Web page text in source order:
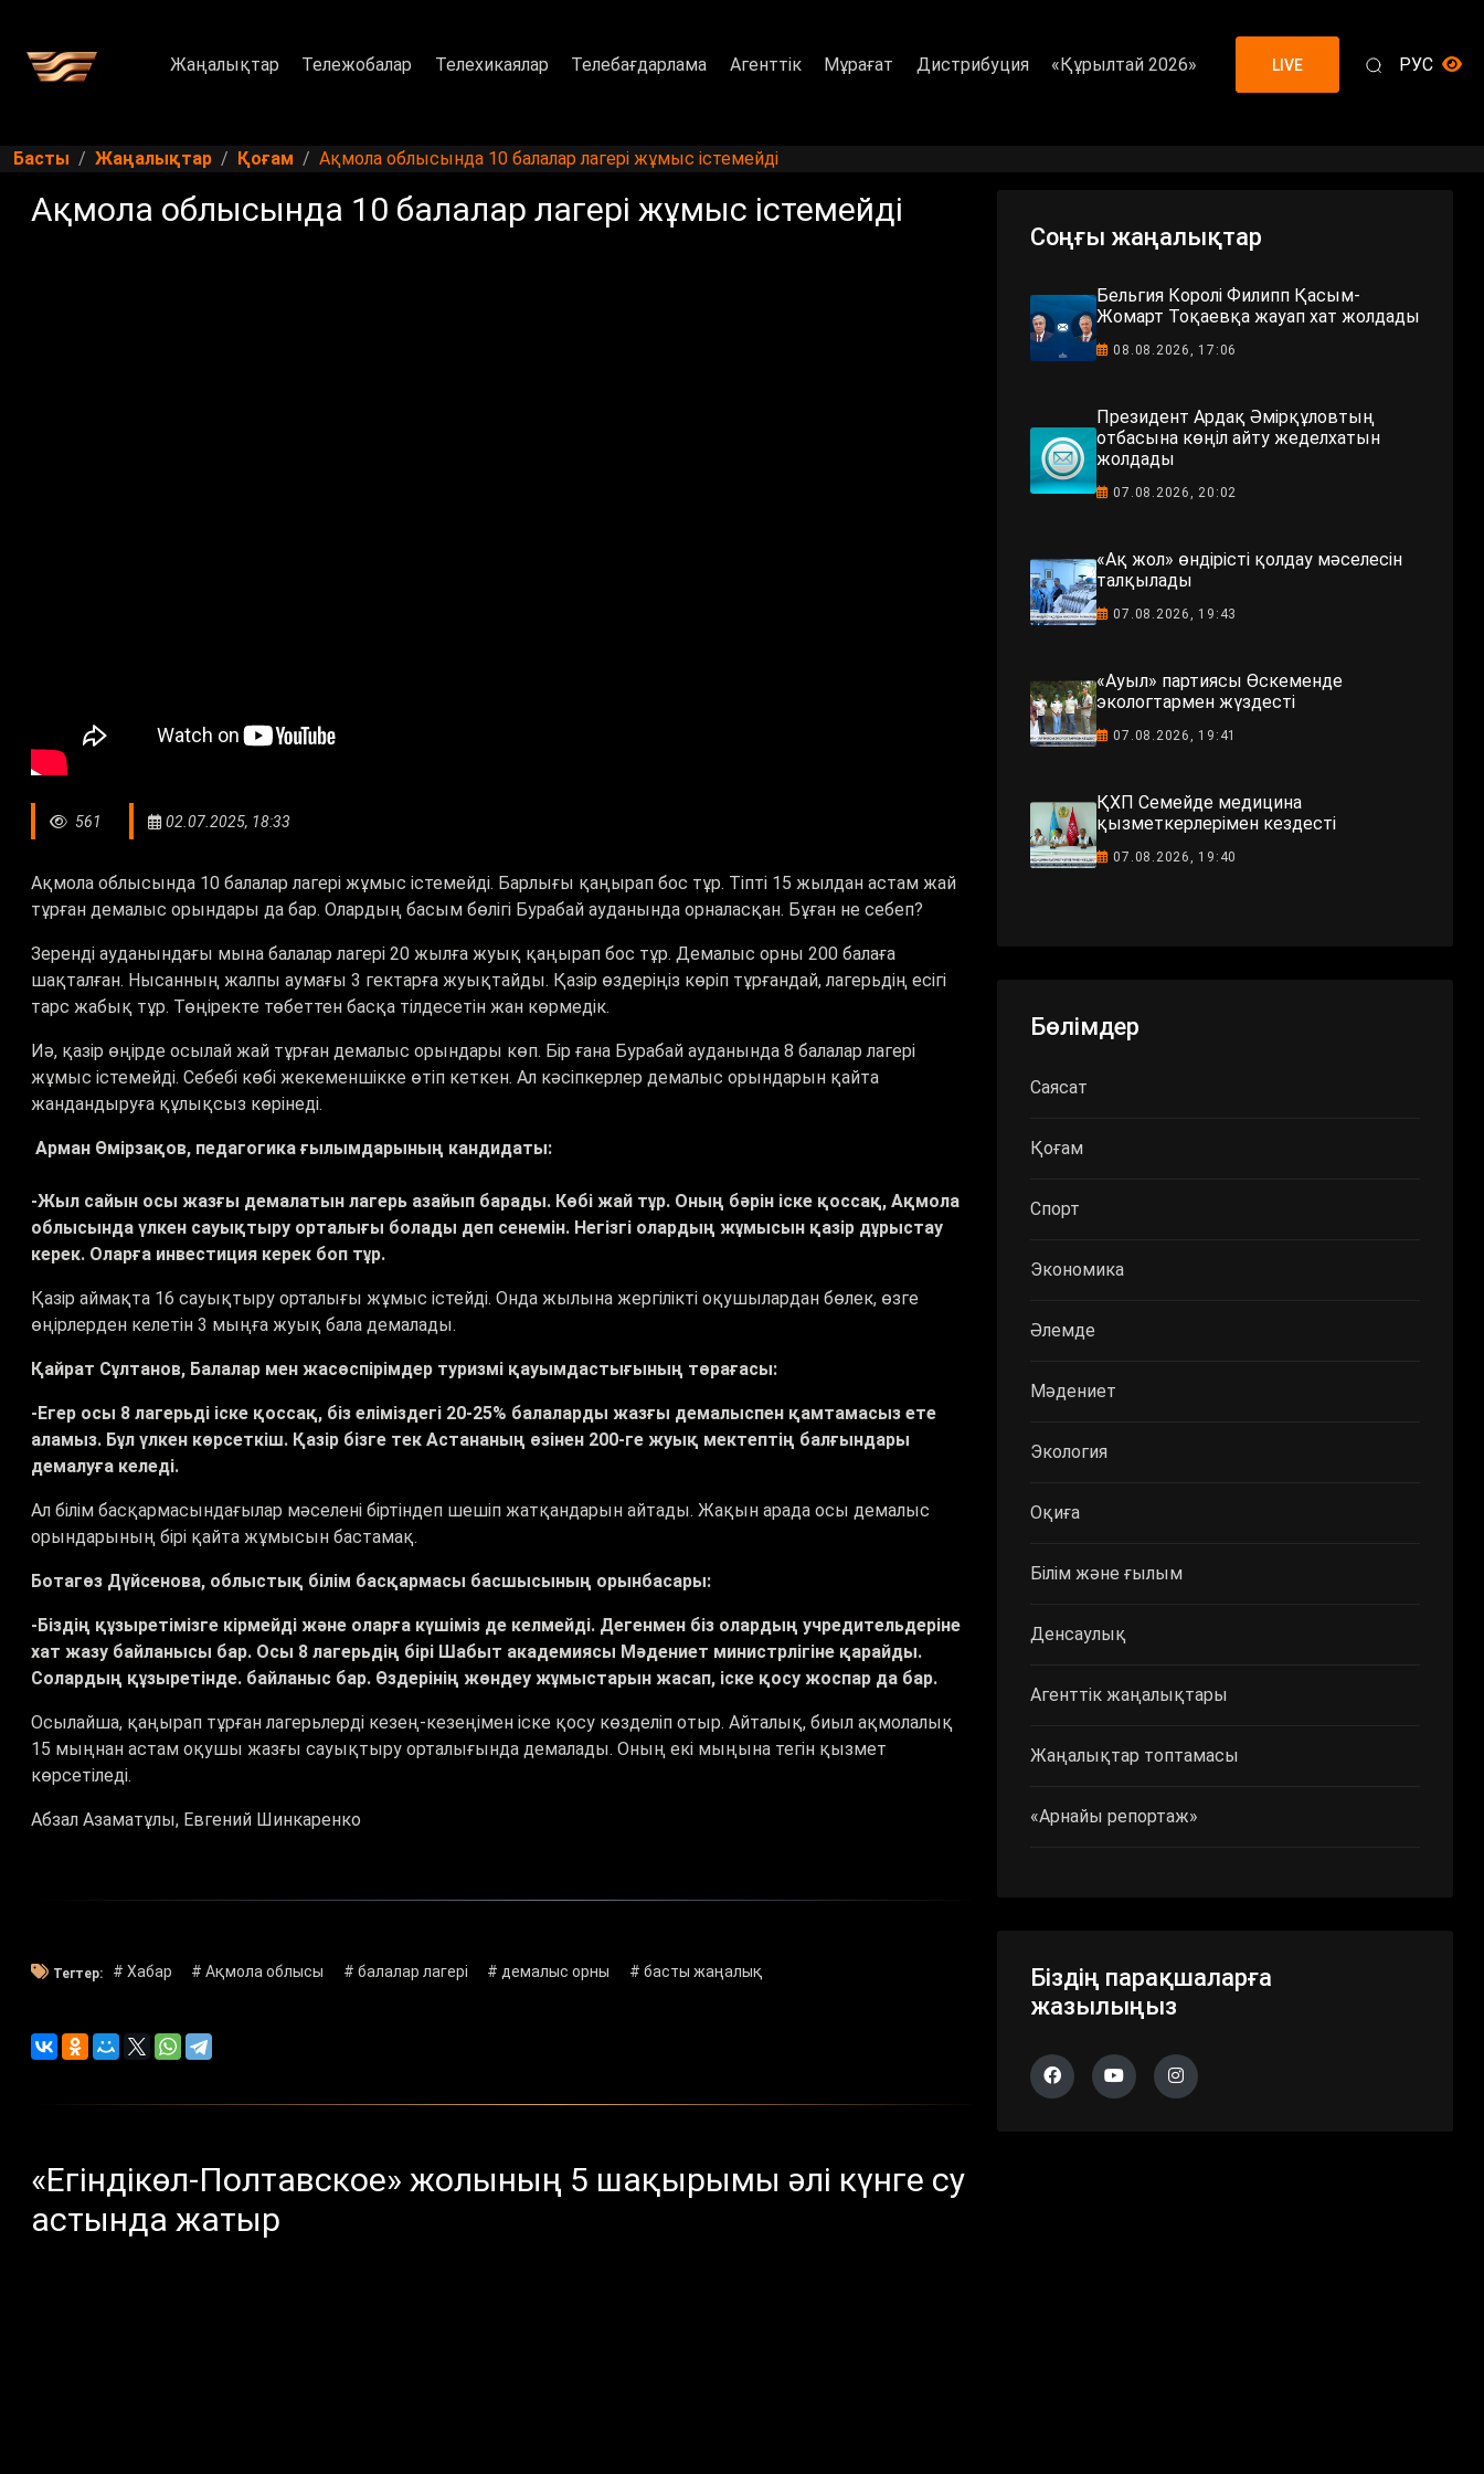
Жаңалықтар Тележобалар Телехикаялар Телебағдарлама Агенттік Мұрағат Дистрибуция «Құрылтай 2026» LIVE РУС
Басты Жаңалықтар Қоғам Ақмола облысында 10 балалар лагері жұмыс істемейді
Ақмола облысында 10 балалар лагері жұмыс істемейді
561 02.07.2025, 18:33
Ақмола облысында 10 балалар лагері жұмыс істемейді. Барлығы қаңырап бос тұр. Тіпті 15 жылдан астам жай
тұрған демалыс орындары да бар. Олардың басым бөлігі Бурабай ауданында орналасқан. Бұған не себеп?
Зеренді ауданындағы мына балалар лагері 20 жылға жуық қаңырап бос тұр. Демалыс орны 200 балаға
шақталған. Нысанның жалпы аумағы 3 гектарға жуықтайды. Қазір өздеріңіз көріп тұрғандай, лагерьдің есігі
тарс жабық тұр. Төңіректе төбеттен басқа тілдесетін жан көрмедік.
Иә, қазір өңірде осылай жай тұрған демалыс орындары көп. Бір ғана Бурабай ауданында 8 балалар лагері
жұмыс істемейді. Себебі көбі жекеменшікке өтіп кеткен. Ал кәсіпкерлер демалыс орындарын қайта
жандандыруға құлықсыз көрінеді.
Арман Өмірзақов, педагогика ғылымдарының кандидаты:
-Жыл сайын осы жазғы демалатын лагерь азайып барады. Көбі жай тұр. Оның бәрін іске қоссақ, Ақмола
облысында үлкен сауықтыру орталығы болады деп сенемін. Негізгі олардың жұмысын қазір дұрыстау
керек. Оларға инвестиция керек боп тұр.
Қазір аймақта 16 сауықтыру орталығы жұмыс істейді. Онда жылына жергілікті оқушылардан бөлек, өзге
өңірлерден келетін 3 мыңға жуық бала демалады.
Қайрат Сұлтанов, Балалар мен жасөспірімдер туризмі қауымдастығының төрағасы:
-Егер осы 8 лагерьді іске қоссақ, біз еліміздегі 20-25% балаларды жазғы демалыспен қамтамасыз ете
аламыз. Бұл үлкен көрсеткіш. Қазір бізге тек Астананың өзінен 200-ге жуық мектептің балғындары
демалуға келеді.
Ал білім басқармасындағылар мәселені біртіндеп шешіп жатқандарын айтады. Жақын арада осы демалыс
орындарының бірі қайта жұмысын бастамақ.
Ботагөз Дүйсенова, облыстық білім басқармасы басшысының орынбасары:
-Біздің құзыретімізге кірмейді және оларға күшіміз де келмейді. Дегенмен біз олардың учредительдеріне
хат жазу байланысы бар. Осы 8 лагерьдің бірі Шабыт академиясы Мәдениет министрлігіне қарайды.
Солардың құзыретінде. байланыс бар. Өздерінің жөндеу жұмыстарын жасап, іске қосу жоспар да бар.
Осылайша, қаңырап тұрған лагерьлерді кезең-кезеңімен іске қосу көзделіп отыр. Айталық, биыл ақмолалық
15 мыңнан астам оқушы жазғы сауықтыру орталығында демалады. Оның екі мыңына тегін қызмет
көрсетіледі.
Абзал Азаматұлы, Евгений Шинкаренко
Тегтер: # Хабар # Ақмола облысы # балалар лагері # демалыс орны # басты жаңалық
«Егіндікөл-Полтавское» жолының 5 шақырымы әлі күнге су
астында жатыр
Соңғы жаңалықтар
Бельгия Королі Филипп Қасым-
Жомарт Тоқаевқа жауап хат жолдады
08.08.2026, 17:06
Президент Ардақ Әмірқұловтың
отбасына көңіл айту жеделхатын
жолдады
07.08.2026, 20:02
«Ақ жол» өндірісті қолдау мәселесін
талқылады
07.08.2026, 19:43
«Ауыл» партиясы Өскеменде
экологтармен жүздесті
07.08.2026, 19:41
ҚХП Семейде медицина
қызметкерлерімен кездесті
07.08.2026, 19:40
Бөлімдер
Саясат
Қоғам
Спорт
Экономика
Әлемде
Мәдениет
Экология
Оқиға
Білім және ғылым
Денсаулық
Агенттік жаңалықтары
Жаңалықтар топтамасы
«Арнайы репортаж»
Біздің парақшаларға
жазылыңыз